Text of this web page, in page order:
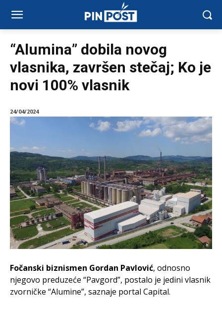
“Alumina” dobila novog
vlasnika, završen stečaj; Ko je
novi 100% vlasnik
24/04/2024
Fočanski biznismen Gordan Pavlović, odnosno
njegovo preduzeće “Pavgord”, postalo je jedini vlasnik
zvorničke “Alumine”, saznaje portal Capital.